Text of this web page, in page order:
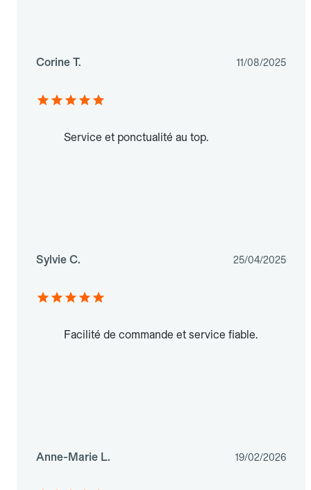
Corine T. 11/08/2025
Service et ponctualité au top.
Sylvie C. 25/04/2025
Facilité de commande et service fiable.
Anne-Marie L. 19/02/2026